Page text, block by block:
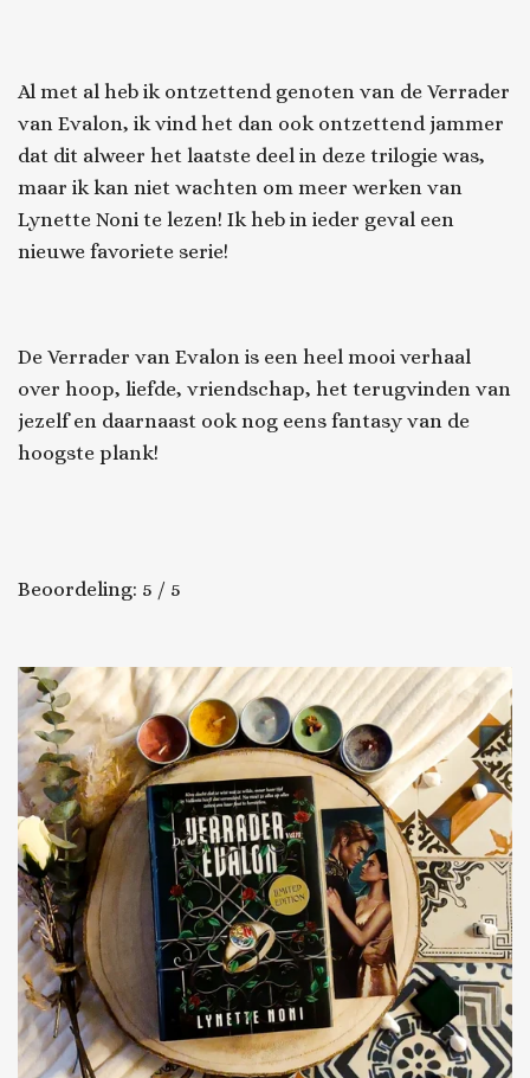
Al met al heb ik ontzettend genoten van de Verrader
van Evalon, ik vind het dan ook ontzettend jammer
dat dit alweer het laatste deel in deze trilogie was,
maar ik kan niet wachten om meer werken van
Lynette Noni te lezen! Ik heb in ieder geval een
nieuwe favoriete serie!
De Verrader van Evalon is een heel mooi verhaal
over hoop, liefde, vriendschap, het terugvinden van
jezelf en daarnaast ook nog eens fantasy van de
hoogste plank!
Beoordeling: 5 / 5